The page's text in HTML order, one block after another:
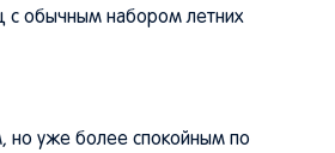
с обычным набором летних
но уже более спокойным по